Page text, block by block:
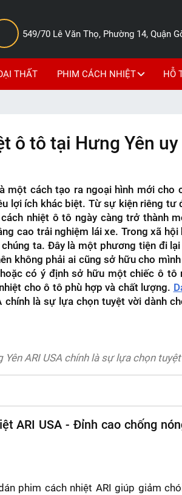
549/70 Lê Văn Thọ, Phường 14, Quận
THẤT PHIM CÁCH NHIỆT HỖ
ô tô tại Hưng Yên
một cách tạo ra ngoại hình mới cho
lợi ích khác biệt. Từ sự kiện riêng tư
nhiệt ô tô ngày càng trở thành
cao trải nghiệm lái xe. Trong xã hội
ta. Đây là một phương tiện đi
không phải ai cũng sở hữu cho
có ý định sở hữu một chiếc ô tô
cho ô tô phù hợp và chất lượng.
chính là sự lựa chọn tuyệt vời dành
ARI USA chính là sự lựa chọn
ARI USA - Đỉnh cao chống
phim cách nhiệt ARI giúp giảm